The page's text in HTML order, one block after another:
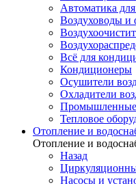
Автоматика
Воздуховоды и
Всё для
Кондиционеры
Осушители
Охладители
Тепловое
Отопление и
Отопление и
Назад
Насосы и